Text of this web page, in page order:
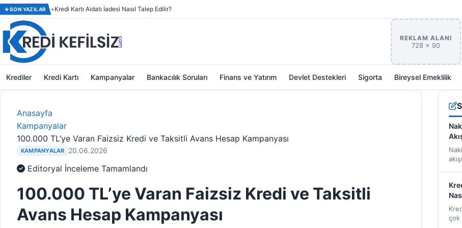
SON YAZILAR Kredi Kartı Aidatı İadesi Nasıl Talep Edilir?
REKLAM ALANI
728 × 90
Krediler Kredi Kartı Kampanyalar Bankacılık Soruları Finans ve Yatırım Devlet Destekleri Sigorta Bireysel Emeklilik
Anasayfa
Kampanyalar
100.000 TL’ye Varan Faizsiz Kredi ve Taksitli Avans Hesap Kampanyası
KAMPANYALAR 20.06.2026
Editoryal İnceleme Tamamlandı
100.000 TL’ye Varan Faizsiz Kredi ve Taksitli
Avans Hesap Kampanyası
çok